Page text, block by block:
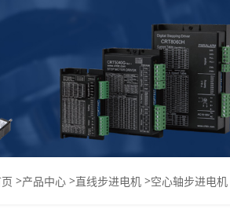
>产品中心 >直线步进电机 >空心轴步进电机